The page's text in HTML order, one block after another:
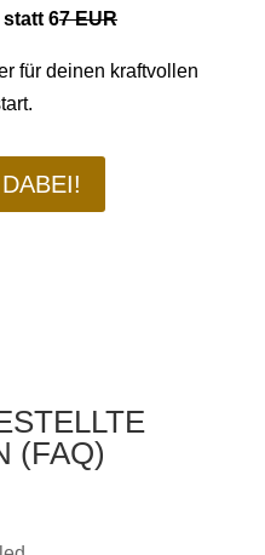
67 EUR
für deinen kraftvollen
(FAQ)